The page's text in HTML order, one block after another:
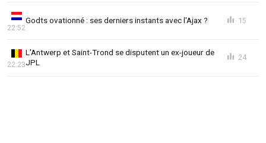
Godts ovationné : ses derniers instants avec l'Ajax ?
22:52
15
L'Antwerp et Saint-Trond se disputent un ex-joueur de
JPL
22:23
24